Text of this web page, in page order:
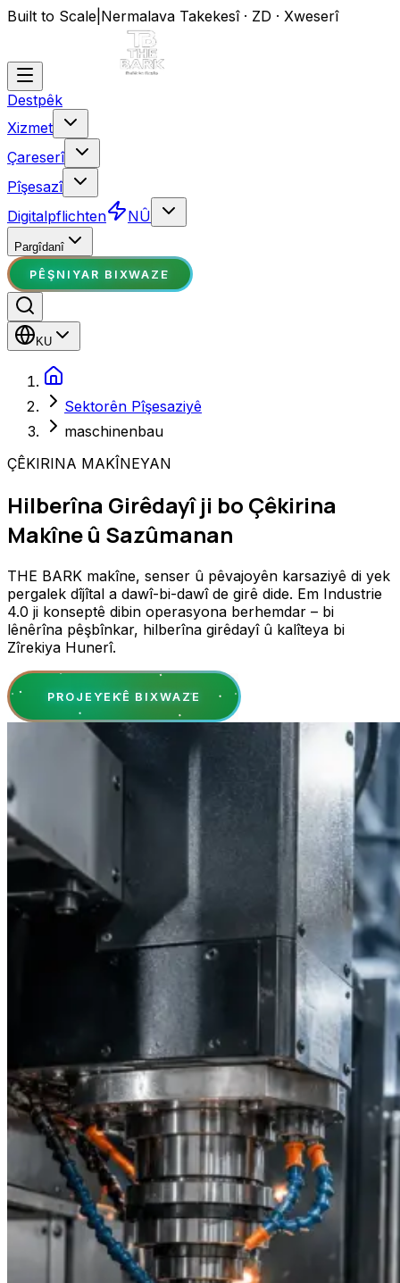
Built to Scale Nermalava Takekesî · ZD · Xweserî
Destpêk
Xizmet
Çareserî
Pîşesazî
Digitalpflichten
NÛ
Pargîdanî
PÊŞNIYAR BIXWAZE
KU
Sektorên Pîşesaziyê
maschinenbau
ÇÊKIRINA MAKÎNEYAN
Hilberîna Girêdayî ji bo Çêkirina
Makîne û Sazûmanan
THE BARK makîne, senser û pêvajoyên karsaziyê di yek
pergalek dîjîtal a dawî-bi-dawî de girê dide. Em Industrie
4.0 ji konseptê dibin operasyona berhemdar – bi
lênêrîna pêşbînkar, hilberîna girêdayî û kalîteya bi
Zîrekiya Hunerî.
PROJEYEKÊ BIXWAZE